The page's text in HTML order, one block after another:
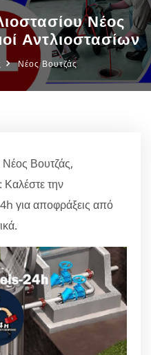
Νέος
Αντλιοστασίων
Νέος Βουτζάς
Βουτζάς,
Καλέστε την
για αποφράξεις από